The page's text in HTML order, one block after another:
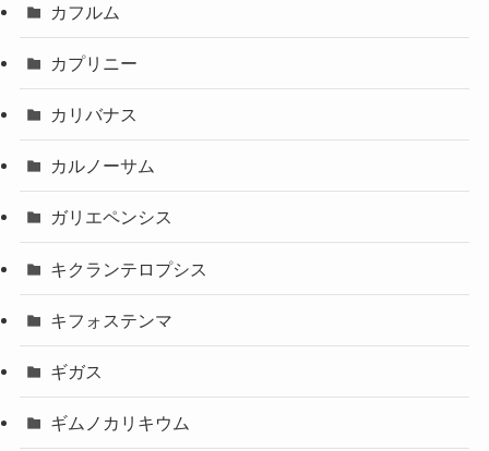
カフルム
カプリニー
カリバナス
カルノーサム
ガリエペンシス
キクランテロプシス
キフォステンマ
ギガス
ギムノカリキウム